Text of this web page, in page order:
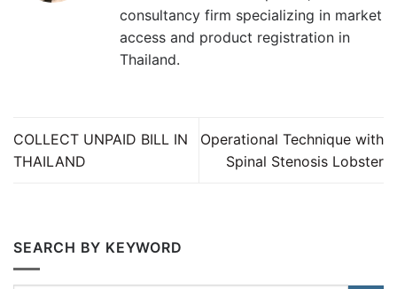
consultancy firm specializing in market
access and product registration in
Thailand.
COLLECT UNPAID BILL IN
THAILAND
Operational Technique with
Spinal Stenosis Lobster
SEARCH BY KEYWORD